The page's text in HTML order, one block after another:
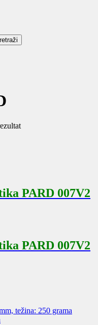
PARD 007V2
PARD 007V2
težina: 250 grama